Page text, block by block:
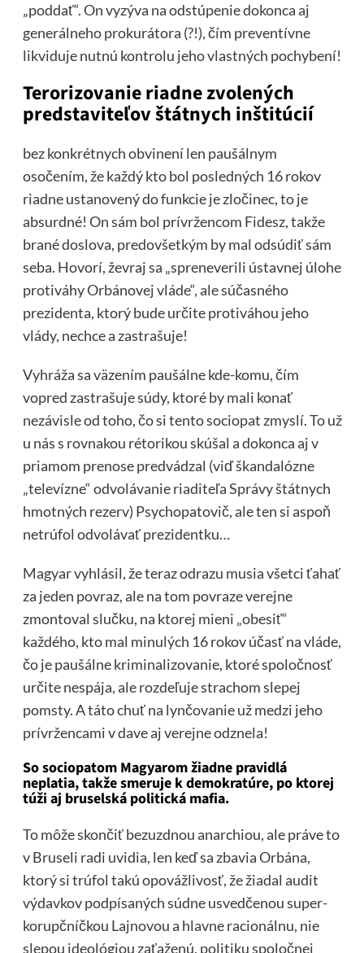
„poddať“. On vyzýva na odstúpenie dokonca aj
generálneho prokurátora (?!), čím preventívne
likviduje nutnú kontrolu jeho vlastných pochybení!
Terorizovanie riadne zvolených
predstaviteľov štátnych inštitúcií
bez konkrétnych obvinení len paušálnym
osočením, že každý kto bol posledných 16 rokov
riadne ustanovený do funkcie je zločinec, to je
absurdné! On sám bol prívržencom Fidesz, takže
brané doslova, predovšetkým by mal odsúdiť sám
seba. Hovorí, ževraj sa „spreneverili ústavnej úlohe
protiváhy Orbánovej vláde“, ale súčasného
prezidenta, ktorý bude určite protiváhou jeho
vlády, nechce a zastrašuje!
Vyhráža sa väzením paušálne kde-komu, čím
vopred zastrašuje súdy, ktoré by mali konať
nezávisle od toho, čo si tento sociopat zmyslí. To už
u nás s rovnakou rétorikou skúšal a dokonca aj v
priamom prenose predvádzal (viď škandalózne
„televízne“ odvolávanie riaditeľa Správy štátnych
hmotných rezerv) Psychopatovič, ale ten si aspoň
netrúfol odvolávať prezidentku…
Magyar vyhlásil, že teraz odrazu musia všetci ťahať
za jeden povraz, ale na tom povraze verejne
zmontoval slučku, na ktorej mieni „obesiť“
každého, kto mal minulých 16 rokov účasť na vláde,
čo je paušálne kriminalizovanie, ktoré spoločnosť
určite nespája, ale rozdeľuje strachom slepej
pomsty. A táto chuť na lynčovanie už medzi jeho
prívržencami v dave aj verejne odznela!
So sociopatom Magyarom žiadne pravidlá
neplatia, takže smeruje k demokratúre, po ktorej
túži aj bruselská politická mafia.
To môže skončiť bezuzdnou anarchiou, ale práve to
v Bruseli radi uvidia, len keď sa zbavia Orbána,
ktorý si trúfol takú opovážlivosť, že žiadal audit
výdavkov podpísaných súdne usvedčenou super-
korupčníčkou Lajnovou a hlavne racionálnu, nie
slepou ideológiou zaťaženú, politiku spoločnej